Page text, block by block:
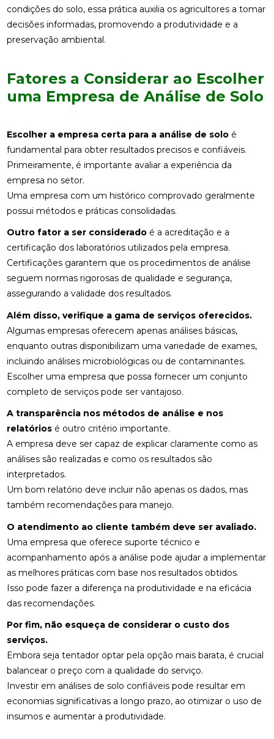
condições do solo, essa prática auxilia os agricultores a tomar
decisões informadas, promovendo a produtividade e a
preservação ambiental.
Fatores a Considerar ao Escolher
uma Empresa de Análise de Solo
Escolher a empresa certa para a análise de soloé
fundamental para obter resultados precisos e confiáveis.
Primeiramente, é importante avaliar a experiência da
empresa no setor.
Uma empresa com um histórico comprovado geralmente
possui métodos e práticas consolidadas.
Outro fator a ser consideradoé a acreditação e a
certificação dos laboratórios utilizados pela empresa.
Certificações garantem que os procedimentos de análise
seguem normas rigorosas de qualidade e segurança,
assegurando a validade dos resultados.
Além disso, verifique a gama de serviços oferecidos.
Algumas empresas oferecem apenas análises básicas,
enquanto outras disponibilizam uma variedade de exames,
incluindo análises microbiológicas ou de contaminantes.
Escolher uma empresa que possa fornecer um conjunto
completo de serviços pode ser vantajoso.
A transparência nos métodos de análise e nos
relatóriosé outro critério importante.
A empresa deve ser capaz de explicar claramente como as
análises são realizadas e como os resultados são
interpretados.
Um bom relatório deve incluir não apenas os dados, mas
também recomendações para manejo.
O atendimento ao cliente também deve ser avaliado.
Uma empresa que oferece suporte técnico e
acompanhamento após a análise pode ajudar a implementar
as melhores práticas com base nos resultados obtidos.
Isso pode fazer a diferença na produtividade e na eficácia
das recomendações.
Por fim, não esqueça de considerar o custo dos
serviços.
Embora seja tentador optar pela opção mais barata, é crucial
balancear o preço com a qualidade do serviço.
Investir em análises de solo confiáveis pode resultar em
economias significativas a longo prazo, ao otimizar o uso de
insumos e aumentar a produtividade.